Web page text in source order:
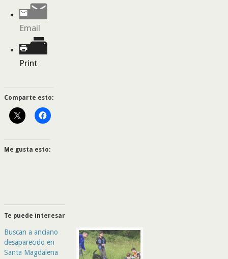
Email
Print
Comparte esto:
Me gusta esto:
Te puede interesar
Buscan a anciano
desaparecido en
Santa Magdalena